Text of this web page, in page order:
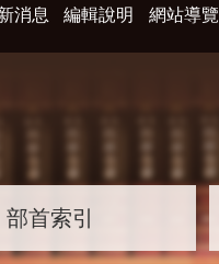
消息 編輯說明 網站導覽
部首索引